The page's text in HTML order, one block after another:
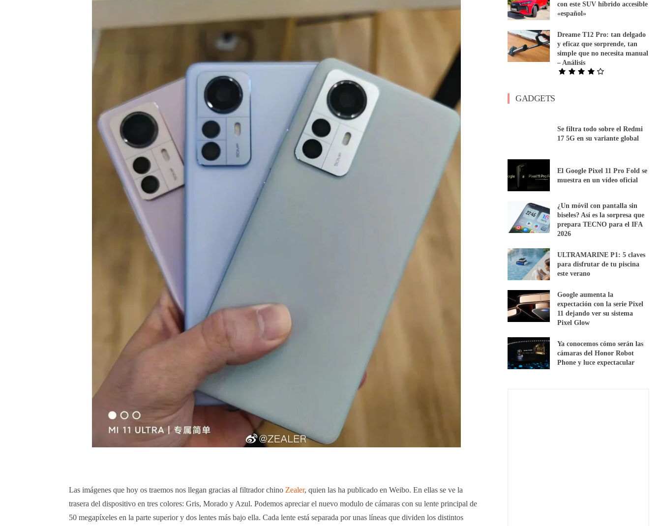
Las imágenes que hoy os traemos nos llegan gracias al filtrador chino Zealer, quien las ha publicado en Weibo. En ellas se ve la
trasera del dispositivo en tres colores: Gris, Morado y Azul. Podemos apreciar el nuevo modulo de cámaras con su lente principal de
50 megapíxeles en la parte superior y dos lentes más bajo ella. Cada lente está separada por unas líneas que dividen los distintos
con este SUV híbrido accesible
«español»
Dreame T12 Pro: tan delgado
y eficaz que sorprende, tan
simple que no necesita manual
– Análisis
GADGETS
Se filtra todo sobre el Redmi
17 5G en su variante global
El Google Pixel 11 Pro Fold se
muestra en un vídeo oficial
¿Un móvil con pantalla sin
biseles? Así es la sorpresa que
prepara TECNO para el IFA
2026
ULTRAMARINE P1: 5 claves
para disfrutar de tu piscina
este verano
Google aumenta la
expectación con la serie Pixel
11 dejando ver su sistema
Pixel Glow
Ya conocemos cómo serán las
cámaras del Honor Robot
Phone y luce expectacular